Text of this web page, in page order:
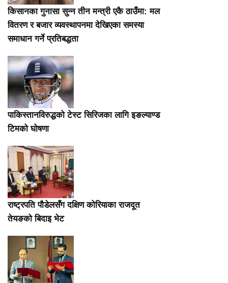
किसानका गुनासा सुन्न तीन मन्त्री एकै ठाउँमा: मल
वितरण र बजार व्यवस्थापनमा देखिएका समस्या
समाधान गर्ने प्रतिबद्धता
पाकिस्तानविरुद्धको टेस्ट सिरिजका लागि इङल्याण्ड
टिमको घोषणा
राष्ट्रपति पौडेलसँग दक्षिण कोरियाका राजदूत
तेयङको बिदाइ भेट